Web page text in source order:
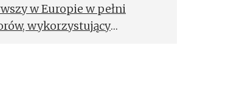
w Europie w pełni
wykorzystujący